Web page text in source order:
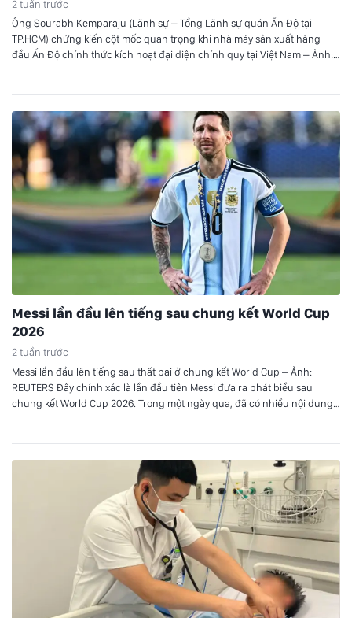
2 tuần trước
Ông Sourabh Kemparaju (Lãnh sự – Tổng Lãnh sự quán Ấn Độ tại
TP.HCM) chứng kiến cột mốc quan trọng khi nhà máy sản xuất hàng
đầu Ấn Độ chính thức kích hoạt đại diện chính quy tại Việt Nam – Ảnh:
Messi lần đầu lên tiếng sau chung kết World Cup
2026
2 tuần trước
Messi lần đầu lên tiếng sau thất bại ở chung kết World Cup – Ảnh:
REUTERS Đây chính xác là lần đầu tiên Messi đưa ra phát biểu sau
chung kết World Cup 2026. Trong một ngày qua, đã có nhiều nội dung